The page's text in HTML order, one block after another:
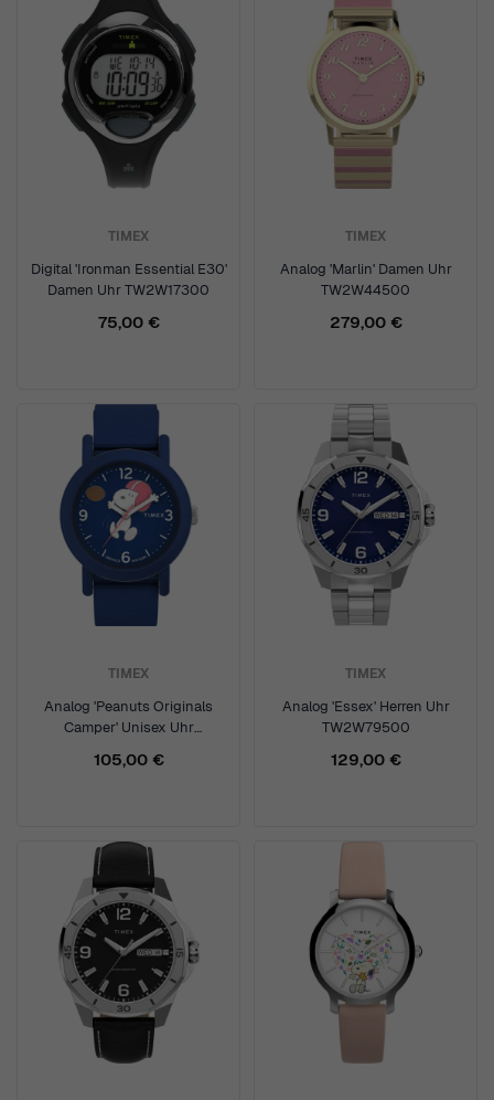
TIMEX
Digital 'Ironman Essential E30'
Damen Uhr TW2W17300
75,00 €
TIMEX
Analog 'Marlin' Damen Uhr
TW2W44500
279,00 €
TIMEX
Analog 'Peanuts Originals
Camper' Unisex Uhr
105,00 €
TIMEX
Analog 'Essex' Herren Uhr
TW2W79500
129,00 €